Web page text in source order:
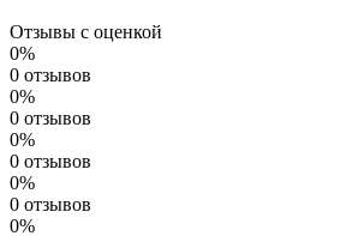
Отзывы с оценкой
0%
0 отзывов
0%
0 отзывов
0%
0 отзывов
0%
0 отзывов
0%